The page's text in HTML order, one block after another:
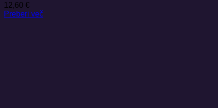
12,60 €
Preberi več